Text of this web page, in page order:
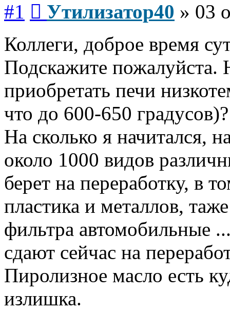
#1 Утилизатор40 » 03
Коллеги, доброе время
Подскажите пожалуйста.
приобретать печи
что до 600-650 градусов)?
На сколько я начитался,
около 1000 видов
берет на переработку, в
пластика и металлов,
фильтра автомобильные
сдают сейчас на
Пиролизное масло есть
излишка.